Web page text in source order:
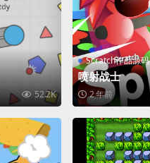
52.2K
Scratch作品源码
喷射战士
2 年前